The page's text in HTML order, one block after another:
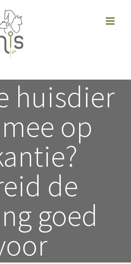
huisdier
op
de
goed